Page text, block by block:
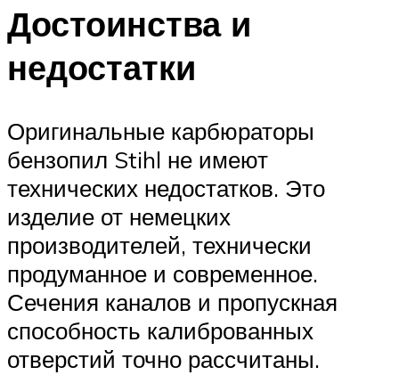
Достоинства и
недостатки
Оригинальные карбюраторы
бензопил Stihl не имеют
технических недостатков. Это
изделие от немецких
производителей, технически
продуманное и современное.
Сечения каналов и пропускная
способность калиброванных
отверстий точно рассчитаны.